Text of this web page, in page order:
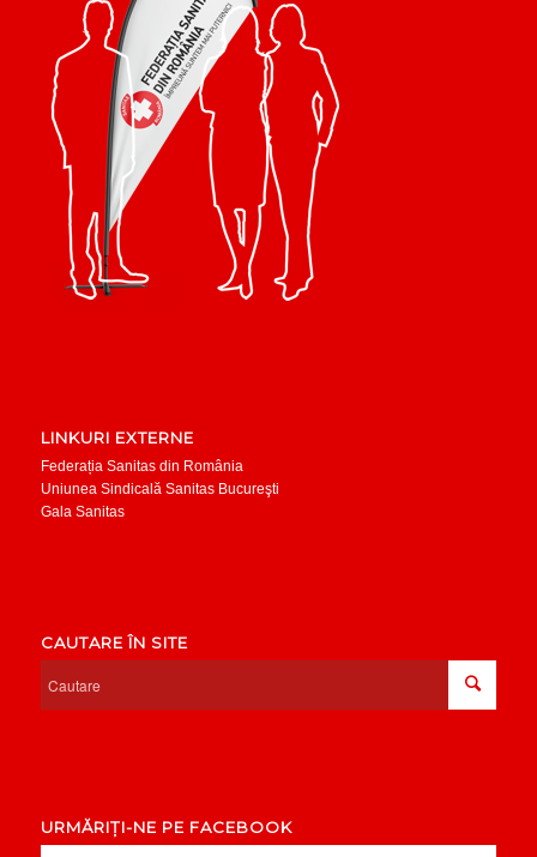
LINKURI EXTERNE
Federația Sanitas din România
Uniunea Sindicală Sanitas Bucureşti
Gala Sanitas
CAUTARE ÎN SITE
URMĂRIȚI-NE PE FACEBOOK